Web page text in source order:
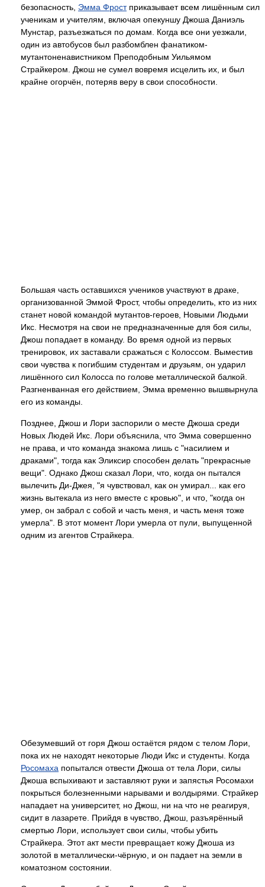
безопасность, Эмма Фростприказывает всем лишённым сил
ученикам и учителям, включая опекуншу Джоша Даниэль
Мунстар, разъезжаться по домам. Когда все они уезжали,
один из автобусов был разбомблен фанатиком-
мутантоненавистником Преподобным Уильямом
Страйкером. Джош не сумел вовремя исцелить их, и был
крайне огорчён, потеряв веру в свои способности.
Большая часть оставшихся учеников участвуют в драке,
организованной Эммой Фрост, чтобы определить, кто из них
станет новой командой мутантов-героев, Новыми Людьми
Икс. Несмотря на свои не предназначенные для боя силы,
Джош попадает в команду. Во время одной из первых
тренировок, их заставали сражаться с Колоссом. Выместив
свои чувства к погибшим студентам и друзьям, он ударил
лишённого сил Колосса по голове металлической балкой.
Разгненванная его действием, Эмма временно вышвырнула
его из команды.
Позднее, Джош и Лори заспорили о месте Джоша среди
Новых Людей Икс. Лори объяснила, что Эмма совершенно
не права, и что команда знакома лишь с "насилием и
драками", тогда как Эликсир способен делать "прекрасные
вещи". Однако Джош сказал Лори, что, когда он пытался
вылечить Ди-Джея, "я чувствовал, как он умирал... как его
жизнь вытекала из него вместе с кровью", и что, "когда он
умер, он забрал с собой и часть меня, и часть меня тоже
умерла". В этот момент Лори умерла от пули, выпущенной
одним из агентов Страйкера.
Обезумевший от горя Джош остаётся рядом с телом Лори,
пока их не находят некоторые Люди Икс и студенты. Когда
Росомаха попытался отвести Джоша от тела Лори, силы
Джоша вспыхивают и заставляют руки и запястья Росомахи
покрыться болезненными нарывами и волдырями. Страйкер
нападает на университет, но Джош, ни на что не реагируя,
сидит в лазарете. Прийдя в чувство, Джош, разъярённый
смертью Лори, использует свои силы, чтобы убить
Страйкера. Этот акт мести превращает кожу Джоша из
золотой в металлически-чёрную, и он падает на земли в
коматозном состоянии.